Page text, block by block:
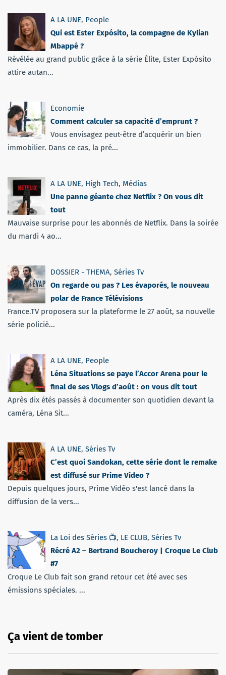
A LA UNE, People
Qui est Ester Expósito, la compagne de Kylian
Mbappé ?
Révélée au grand public grâce à la série Élite, Ester Expósito
attire autan...
Economie
Comment calculer sa capacité d’emprunt ?
Vous envisagez peut-être d’acquérir un bien
immobilier. Dans ce cas, la pré...
A LA UNE, High Tech, Médias
Une panne géante chez Netflix ? On vous dit
tout
Mauvaise surprise pour les abonnés de Netflix. Dans la soirée
du mardi 4 ao...
DOSSIER - THEMA, Séries Tv
On regarde ou pas ? Les évaporés, le nouveau
polar de France Télévisions
France.TV proposera sur la plateforme le 27 août, sa nouvelle
série policiè...
A LA UNE, People
Léna Situations se paye l’Accor Arena pour le
final de ses Vlogs d’août : on vous dit tout
Après dix étés passés à documenter son quotidien devant la
caméra, Léna Sit...
A LA UNE, Séries Tv
C’est quoi Sandokan, cette série dont le remake
est diffusé sur Prime Video ?
Depuis quelques jours, Prime Vidéo s'est lancé dans la
diffusion de la vers...
La Loi des Séries 📺, LE CLUB, Séries Tv
Récré A2 – Bertrand Boucheroy | Croque Le Club
#7
Croque Le Club fait son grand retour cet été avec ses
émissions spéciales. ...
Ça vient de tomber